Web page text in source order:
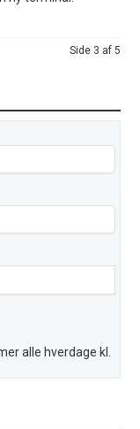
Side 3 af 5
alle hverdage kl.